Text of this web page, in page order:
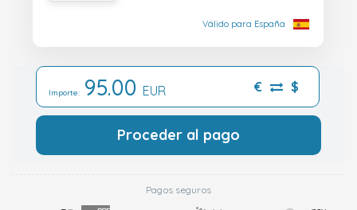
Válido para España
Importe: 95.00 EUR € $
Proceder al pago
Pagos seguros